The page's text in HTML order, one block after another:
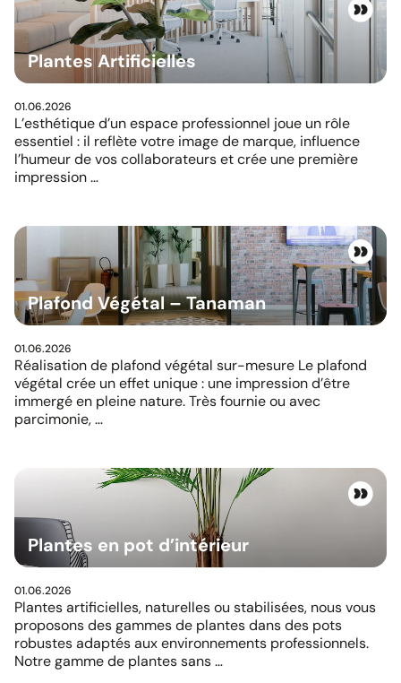
Plantes Artificielles
01.06.2026
L’esthétique d’un espace professionnel joue un rôle
essentiel : il reflète votre image de marque, influence
l’humeur de vos collaborateurs et crée une première
impression …
Plafond Végétal – Tanaman
01.06.2026
Réalisation de plafond végétal sur-mesure Le plafond
végétal crée un effet unique : une impression d’être
immergé en pleine nature. Très fournie ou avec
parcimonie, …
Plantes en pot d’intérieur
01.06.2026
Plantes artificielles, naturelles ou stabilisées, nous vous
proposons des gammes de plantes dans des pots
robustes adaptés aux environnements professionnels.
Notre gamme de plantes sans …